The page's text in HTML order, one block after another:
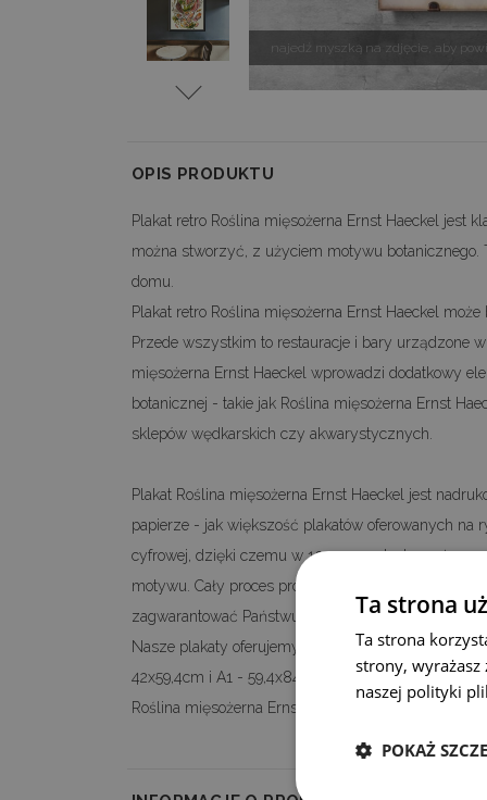
najedź myszką na zdjęcie, aby
OPIS PRODUKTU
Plakat retro Roślina mięsożerna Ernst Haeckel jest
można stworzyć, z użyciem motywu botanicznego.
domu.
Plakat retro Roślina mięsożerna Ernst Haeckel
Przede wszystkim to restauracje i bary urządzone
mięsożerna Ernst Haeckel wprowadzi dodatkowy
botanicznej - takie jak Roślina mięsożerna Ernst
sklepów wędkarskich czy akwarystycznych.
Plakat Roślina mięsożerna Ernst Haeckel jest
papierze - jak większość plakatów oferowanych na
cyfrowej, dzięki czemu w 100 procentach,
motywu. Cały proces produkcji prowadzony jest w
zagwarantować Państwu najwyższą jakość
Nasze plakaty oferujemy standardowo w
42x59,4cm i A1 - 59,4x84,1cm. Jeżeli interesuje
Roślina mięsożerna Ernst Haeckel w stylu retro,
Ta strona
Ta strona
strony, wyrażasz
naszej polityki
POKAŻ